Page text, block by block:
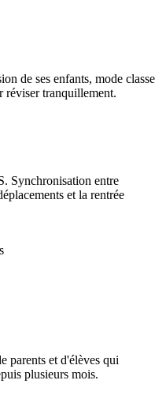
de ses enfants, mode classe
réviser tranquillement.
Synchronisation entre
et la rentrée
parents et d'élèves qui
plusieurs mois.